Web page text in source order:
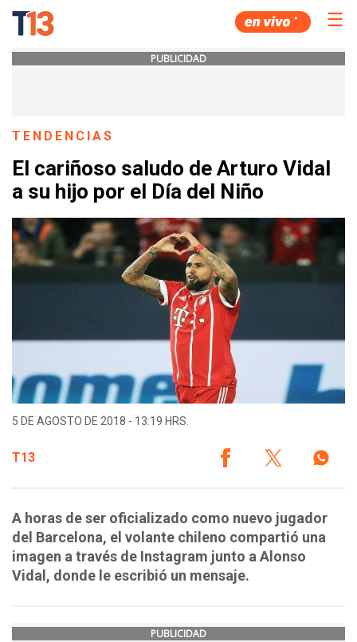
☰
PUBLICIDAD
TENDENCIAS
El cariñoso saludo de Arturo Vidal
a su hijo por el Día del Niño
5 DE AGOSTO DE 2018 - 13:19 HRS.
T13
A horas de ser oficializado como nuevo jugador
del Barcelona, el volante chileno compartió una
imagen a través de Instagram junto a Alonso
Vidal, donde le escribió un mensaje.
PUBLICIDAD